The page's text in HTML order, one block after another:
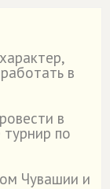
в
в
по
Чувашии и